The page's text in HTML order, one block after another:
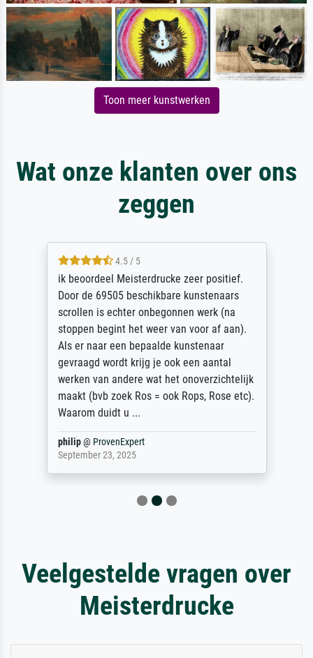
Toon meer kunstwerken
Wat onze klanten over ons
zeggen
4.5 / 5
ik beoordeel Meisterdrucke zeer positief.
Door de 69505 beschikbare kunstenaars
scrollen is echter onbegonnen werk (na
stoppen begint het weer van voor af aan).
Als er naar een bepaalde kunstenaar
gevraagd wordt krijg je ook een aantal
werken van andere wat het onoverzichtelijk
maakt (bvb zoek Ros = ook Rops, Rose etc).
Waarom duidt u ...
philip@ ProvenExpert
September 23, 2025
Veelgestelde vragen over
Meisterdrucke